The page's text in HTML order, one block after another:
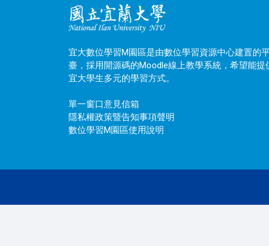
宜大數位學習M園區是由數位學習資源中心建置的
臺，採用開源碼的Moodle線上教學系統，希望能提
宜大學生多元的學習方式。
單一窗口意見信箱
隱私權政策暨告知事項聲明
數位學習M園區使用說明